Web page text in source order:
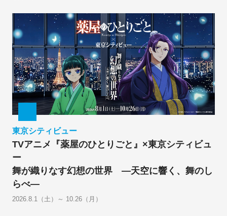
東京シティビュー
TVアニメ『薬屋のひとりごと』×東京シティビュ
ー
舞が織りなす幻想の世界 ―天空に響く、舞のし
らべ―
2026.8.1（土）～ 10.26（月）